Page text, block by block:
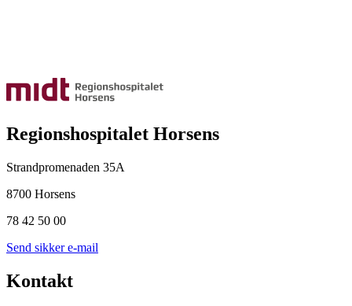
Regionshospitalet Horsens
Strandpromenaden 35A
8700 Horsens
78 42 50 00
Send sikker e-mail
Kontakt